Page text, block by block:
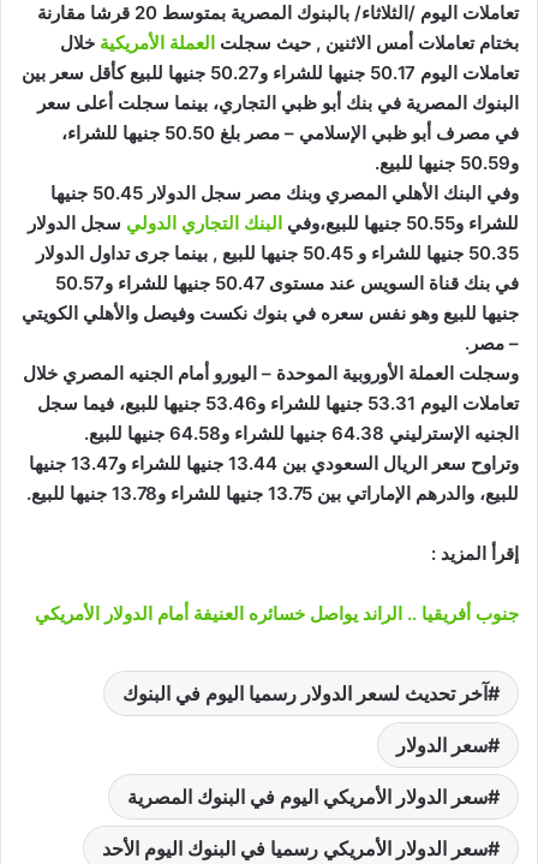
تعاملات اليوم /الثلاثاء/ بالبنوك المصرية بمتوسط 20 قرشا مقارنة
بختام تعاملات أمس الاثنين , حيث سجلت العملة الأمريكية خلال
تعاملات اليوم 50.17 جنيها للشراء و50.27 جنيها للبيع كأقل سعر بين
البنوك المصرية في بنك أبو ظبي التجاري، بينما سجلت أعلى سعر
في مصرف أبو ظبي الإسلامي – مصر بلغ 50.50 جنيها للشراء،
و50.59 جنيها للبيع.
وفي البنك الأهلي المصري وبنك مصر سجل الدولار 50.45 جنيها
للشراء و50.55 جنيها للبيع،وفي
البنك التجاري الدولي سجل الدولار
50.35 جنيها للشراء و 50.45 جنيها للبيع , بينما جرى تداول الدولار
في بنك قناة السويس عند مستوى 50.47 جنيها للشراء و50.57
جنيها للبيع وهو نفس سعره في بنوك نكست وفيصل والأهلي الكويتي
– مصر.
وسجلت العملة الأوروبية الموحدة – اليورو أمام الجنيه المصري خلال
تعاملات اليوم 53.31 جنيها للشراء و53.46 جنيها للبيع، فيما سجل
الجنيه الإسترليني 64.38 جنيها للشراء و64.58 جنيها للبيع.
وتراوح سعر الريال السعودي بين 13.44 جنيها للشراء و13.47 جنيها
للبيع، والدرهم الإماراتي بين 13.75 جنيها للشراء و13.78 جنيها للبيع.
إقرأ المزيد :
جنوب أفريقيا .. الراند يواصل خسائره العنيفة أمام الدولار الأمريكي
آخر تحديث لسعر الدولار رسميا اليوم في البنوك
سعر الدولار
سعر الدولار الأمريكي اليوم في البنوك المصرية
سعر الدولار الأمريكي رسميا في البنوك اليوم الأحد